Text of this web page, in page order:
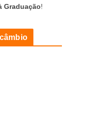
Graduação!